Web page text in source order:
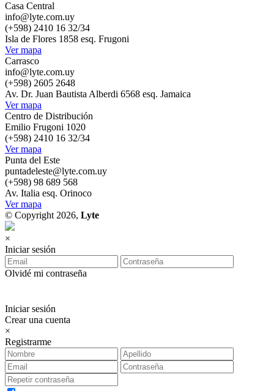
Casa Central
info@lyte.com.uy
(+598) 2410 16 32/34
Isla de Flores 1858 esq. Frugoni
Ver mapa
Carrasco
info@lyte.com.uy
(+598) 2605 2648
Av. Dr. Juan Bautista Alberdi 6568 esq. Jamaica
Ver mapa
Centro de Distribución
Emilio Frugoni 1020
(+598) 2410 16 32/34
Ver mapa
Punta del Este
puntadeleste@lyte.com.uy
(+598) 98 689 568
Av. Italia esq. Orinoco
Ver mapa
© Copyright 2026, Lyte
×
Iniciar sesión
Olvidé mi contraseña
Iniciar sesión
Crear una cuenta
×
Registrarme